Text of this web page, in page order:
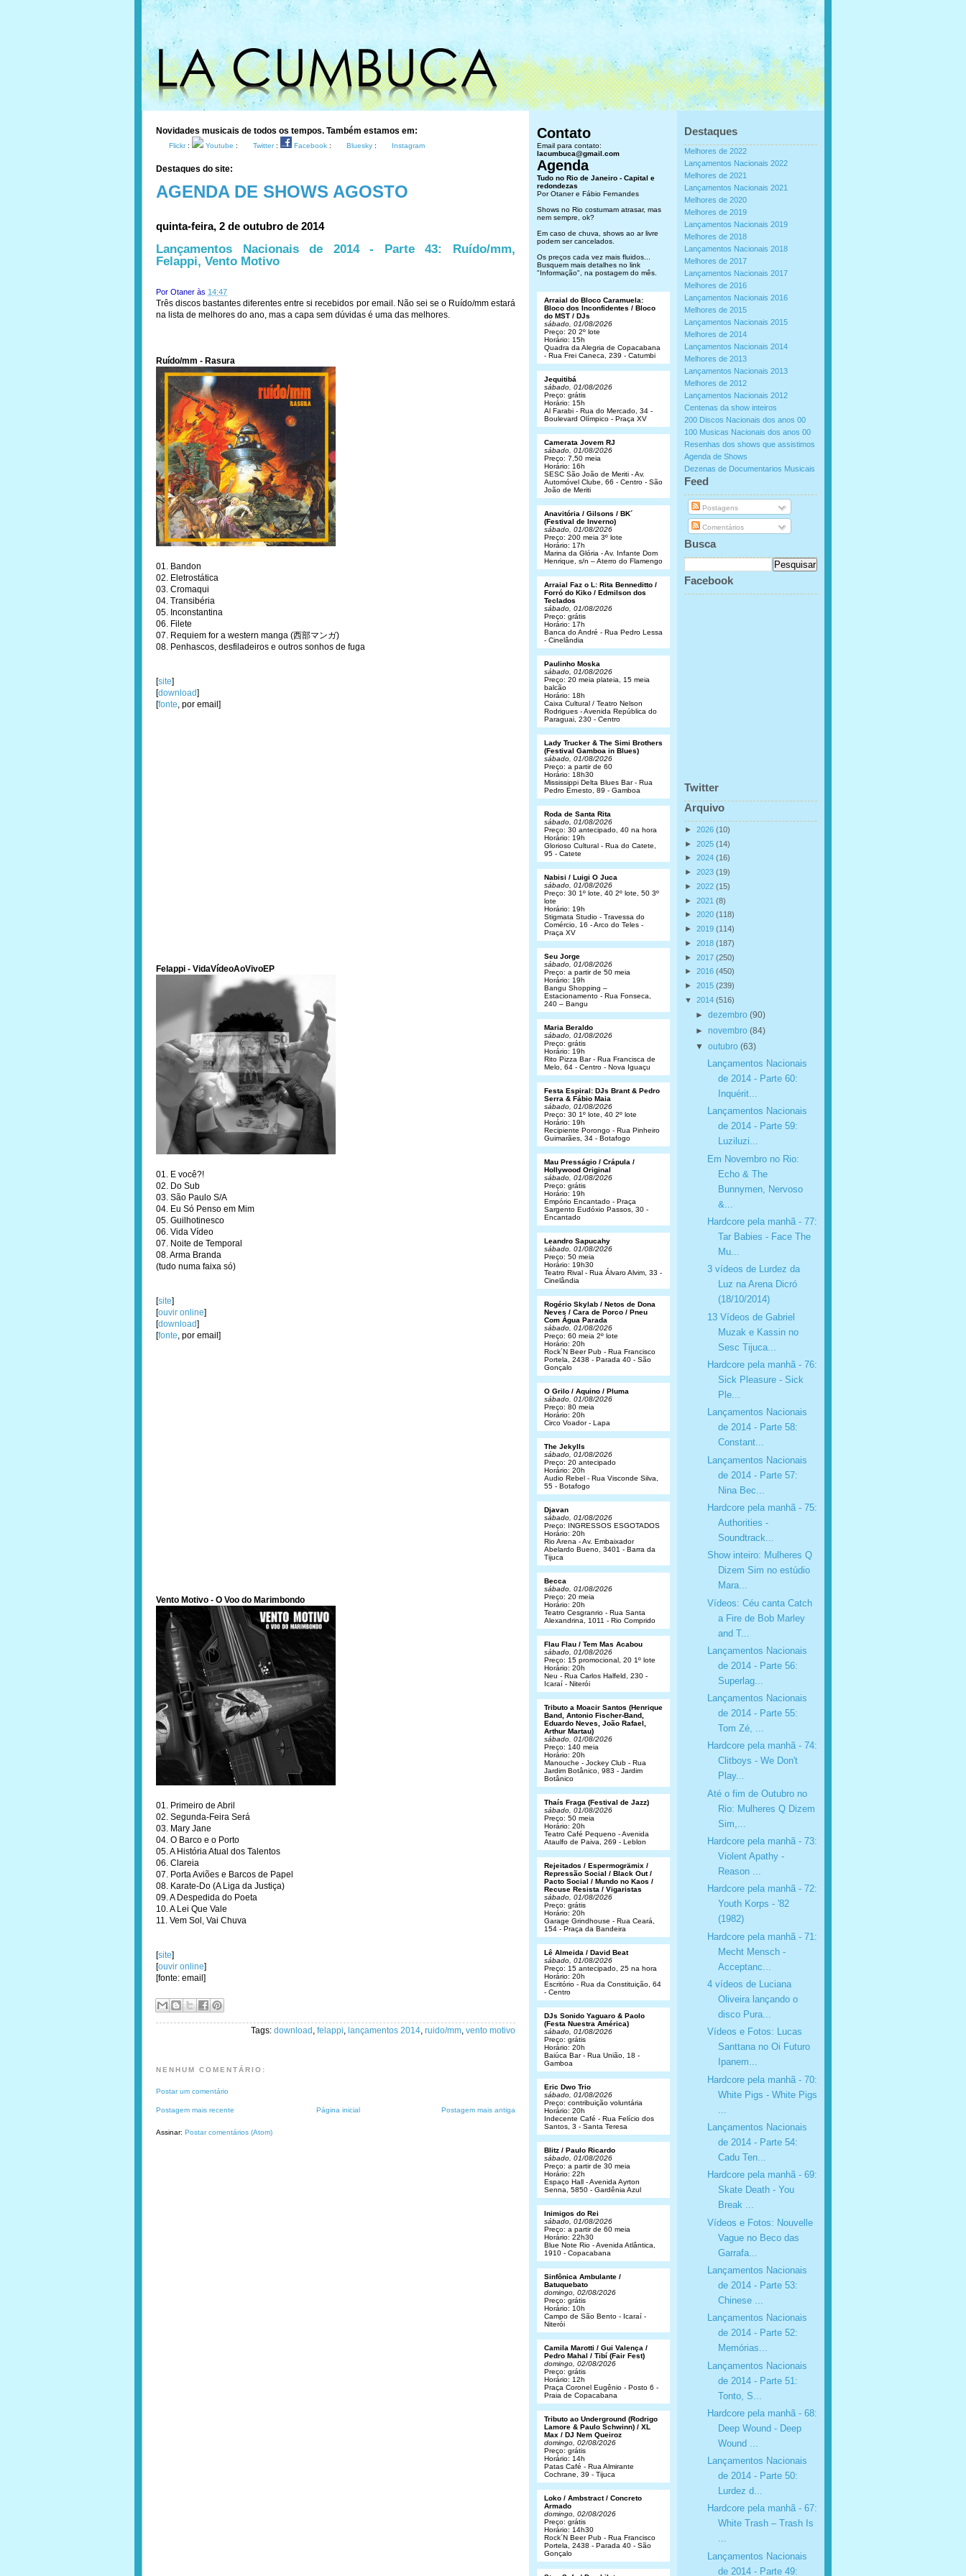
Novidades musicais de todos os tempos. Também estamos em:
Flickr: Youtube : Twitter: Facebook : Bluesky : Instagram
Destaques do site:
AGENDA DE SHOWS AGOSTO
quinta-feira, 2 de outubro de 2014
Lançamentos Nacionais de 2014 - Parte 43: Ruído/mm,
Felappi, Vento Motivo
Por Otaner às 14:47
Três discos bastantes diferentes entre si recebidos por email. Não sei se o Ruído/mm estará
na lista de melhores do ano, mas a capa sem dúvidas é uma das melhores.
Ruído/mm - Rasura
01. Bandon
02. Eletrostática
03. Cromaqui
04. Transibéria
05. Inconstantina
06. Filete
07. Requiem for a western manga (西部マンガ)
08. Penhascos, desfiladeiros e outros sonhos de fuga
[site]
[download]
[fonte, por email]
Felappi - VidaVídeoAoVivoEP
01. E você?!
02. Do Sub
03. São Paulo S/A
04. Eu Só Penso em Mim
05. Guilhotinesco
06. Vida Vídeo
07. Noite de Temporal
08. Arma Branda
(tudo numa faixa só)
[site]
[ouvir online]
[download]
[fonte, por email]
Vento Motivo - O Voo do Marimbondo
01. Primeiro de Abril
02. Segunda-Feira Será
03. Mary Jane
04. O Barco e o Porto
05. A História Atual dos Talentos
06. Clareia
07. Porta Aviões e Barcos de Papel
08. Karate-Do (A Liga da Justiça)
09. A Despedida do Poeta
10. A Lei Que Vale
11. Vem Sol, Vai Chuva
[site]
[ouvir online]
[fonte: email]
Tags: download , felappi, lançamentos 2014, ruido/mm, vento motivo
NENHUM COMENTÁRIO:
Postar um comentário
Postagem mais recente Postagem mais antiga
Página inicial
Assinar: Postar comentários (Atom)
Destaques
Melhores de 2022
Lançamentos Nacionais 2022
Melhores de 2021
Lançamentos Nacionais 2021
Melhores de 2020
Melhores de 2019
Lançamentos Nacionais 2019
Melhores de 2018
Lançamentos Nacionais 2018
Melhores de 2017
Lançamentos Nacionais 2017
Melhores de 2016
Lançamentos Nacionais 2016
Melhores de 2015
Lançamentos Nacionais 2015
Melhores de 2014
Lançamentos Nacionais 2014
Melhores de 2013
Lançamentos Nacionais 2013
Melhores de 2012
Lançamentos Nacionais 2012
Centenas da show inteiros
200 Discos Nacionais dos anos 00
100 Musicas Nacionais dos anos 00
Resenhas dos shows que assistimos
Agenda de Shows
Dezenas de Documentarios Musicais
Feed
Postagens
Comentários
Busca
Facebook
Twitter
Arquivo
► 2026 (10)
► 2025 (14)
► 2024 (16)
► 2023 (19)
► 2022 (15)
► 2021 (8)
► 2020 (118)
► 2019 (114)
► 2018 (187)
► 2017 (250)
► 2016 (450)
► 2015 (239)
▼ 2014 (516)
► dezembro (90)
► novembro (84)
▼ outubro (63)
Lançamentos Nacionais
de 2014 - Parte 60:
Inquérit...
Lançamentos Nacionais
de 2014 - Parte 59:
Luziluzi...
Em Novembro no Rio:
Echo & The
Bunnymen, Nervoso
&...
Hardcore pela manhã - 77:
Tar Babies - Face The
Mu...
3 vídeos de Lurdez da
Luz na Arena Dicró
(18/10/2014)
13 Vídeos de Gabriel
Muzak e Kassin no
Sesc Tijuca...
Hardcore pela manhã - 76:
Sick Pleasure - Sick
Ple...
Lançamentos Nacionais
de 2014 - Parte 58:
Constant...
Lançamentos Nacionais
de 2014 - Parte 57:
Nina Bec...
Hardcore pela manhã - 75:
Authorities -
Soundtrack...
Show inteiro: Mulheres Q
Dizem Sim no estúdio
Mara...
Vídeos: Céu canta Catch
a Fire de Bob Marley
and T...
Lançamentos Nacionais
de 2014 - Parte 56:
Superlag...
Lançamentos Nacionais
de 2014 - Parte 55:
Tom Zé, ...
Hardcore pela manhã - 74:
Clitboys - We Don't
Play...
Até o fim de Outubro no
Rio: Mulheres Q Dizem
Sim,...
Hardcore pela manhã - 73:
Violent Apathy -
Reason ...
Hardcore pela manhã - 72:
Youth Korps - '82
(1982)
Hardcore pela manhã - 71:
Mecht Mensch -
Acceptanc...
4 vídeos de Luciana
Oliveira lançando o
disco Pura...
Vídeos e Fotos: Lucas
Santtana no Oi Futuro
Ipanem...
Hardcore pela manhã - 70:
White Pigs - White Pigs
Lançamentos Nacionais
de 2014 - Parte 54:
Cadu Ten...
Hardcore pela manhã - 69:
Skate Death - You
Break ...
Vídeos e Fotos: Nouvelle
Vague no Beco das
Garrafa...
Lançamentos Nacionais
de 2014 - Parte 53:
Chinese ...
Lançamentos Nacionais
de 2014 - Parte 52:
Memórias...
Lançamentos Nacionais
de 2014 - Parte 51:
Tonto, S...
Hardcore pela manhã - 68:
Deep Wound - Deep
Wound ...
Lançamentos Nacionais
de 2014 - Parte 50:
Lurdez d...
Hardcore pela manhã - 67:
White Trash ‎– Trash Is
...
Lançamentos Nacionais
de 2014 - Parte 49:
Contato
Email para contato:
lacumbuca@gmail.com
Agenda
Tudo no Rio de Janeiro - Capital e
redondezas
Por Otaner e Fábio Fernandes
Shows no Rio costumam atrasar, mas
nem sempre, ok?
Em caso de chuva, shows ao ar livre
podem ser cancelados.
Os preços cada vez mais fluidos...
Busquem mais detalhes no link
"Informação", na postagem do mês.
Arraial do Bloco Caramuela:
Bloco dos Inconfidentes / Bloco
do MST / DJs
sábado, 01/08/2026
Preço: 20 2º lote
Horário: 15h
Quadra da Alegria de Copacabana
- Rua Frei Caneca, 239 - Catumbi
Jequitibá
sábado, 01/08/2026
Preço: grátis
Horário: 15h
Al Farabi - Rua do Mercado, 34 -
Boulevard Olímpico - Praça XV
Camerata Jovem RJ
sábado, 01/08/2026
Preço: 7,50 meia
Horário: 16h
SESC São João de Meriti - Av.
Automóvel Clube, 66 - Centro - São
João de Meriti
Anavitória / Gilsons / BK´
(Festival de Inverno)
sábado, 01/08/2026
Preço: 200 meia 3º lote
Horário: 17h
Marina da Glória - Av. Infante Dom
Henrique, s/n – Aterro do Flamengo
Arraial Faz o L: Rita Benneditto /
Forró do Kiko / Edmilson dos
Teclados
sábado, 01/08/2026
Preço: grátis
Horário: 17h
Banca do André - Rua Pedro Lessa
- Cinelândia
Paulinho Moska
sábado, 01/08/2026
Preço: 20 meia plateia, 15 meia
balcão
Horário: 18h
Caixa Cultural / Teatro Nelson
Rodrigues - Avenida República do
Paraguai, 230 - Centro
Lady Trucker & The Simi Brothers
(Festival Gamboa in Blues)
sábado, 01/08/2026
Preço: a partir de 60
Horário: 18h30
Mississippi Delta Blues Bar - Rua
Pedro Ernesto, 89 - Gamboa
Roda de Santa Rita
sábado, 01/08/2026
Preço: 30 antecipado, 40 na hora
Horário: 19h
Glorioso Cultural - Rua do Catete,
95 - Catete
Nabisi / Luigi O Juca
sábado, 01/08/2026
Preço: 30 1º lote, 40 2º lote, 50 3º
lote
Horário: 19h
Stigmata Studio - Travessa do
Comércio, 16 - Arco do Teles -
Praça XV
Seu Jorge
sábado, 01/08/2026
Preço: a partir de 50 meia
Horário: 19h
Bangu Shopping –
Estacionamento - Rua Fonseca,
240 – Bangu
Maria Beraldo
sábado, 01/08/2026
Preço: grátis
Horário: 19h
Rito Pizza Bar - Rua Francisca de
Melo, 64 - Centro - Nova Iguaçu
Festa Espiral: DJs Brant & Pedro
Serra & Fábio Maia
sábado, 01/08/2026
Preço: 30 1º lote, 40 2º lote
Horário: 19h
Recipiente Porongo - Rua Pinheiro
Guimarães, 34 - Botafogo
Mau Presságio / Crápula /
Hollywood Original
sábado, 01/08/2026
Preço: grátis
Horário: 19h
Empório Encantado - Praça
Sargento Eudóxio Passos, 30 -
Encantado
Leandro Sapucahy
sábado, 01/08/2026
Preço: 50 meia
Horário: 19h30
Teatro Rival - Rua Álvaro Alvim, 33 -
Cinelândia
Rogério Skylab / Netos de Dona
Neves / Cara de Porco / Pneu
Com Água Parada
sábado, 01/08/2026
Preço: 60 meia 2º lote
Horário: 20h
Rock´N Beer Pub - Rua Francisco
Portela, 2438 - Parada 40 - São
Gonçalo
O Grilo / Aquino / Pluma
sábado, 01/08/2026
Preço: 80 meia
Horário: 20h
Circo Voador - Lapa
The Jekylls
sábado, 01/08/2026
Preço: 20 antecipado
Horário: 20h
Audio Rebel - Rua Visconde Silva,
55 - Botafogo
Djavan
sábado, 01/08/2026
Preço: INGRESSOS ESGOTADOS
Horário: 20h
Rio Arena - Av. Embaixador
Abelardo Bueno, 3401 - Barra da
Tijuca
Becca
sábado, 01/08/2026
Preço: 20 meia
Horário: 20h
Teatro Cesgranrio - Rua Santa
Alexandrina, 1011 - Rio Comprido
Flau Flau / Tem Mas Acabou
sábado, 01/08/2026
Preço: 15 promocional, 20 1º lote
Horário: 20h
Neu - Rua Carlos Halfeld, 230 -
Icaraí - Niterói
Tributo a Moacir Santos (Henrique
Band, Antonio Fischer-Band,
Eduardo Neves, João Rafael,
Arthur Martau)
sábado, 01/08/2026
Preço: 140 meia
Horário: 20h
Manouche - Jockey Club - Rua
Jardim Botânico, 983 - Jardim
Botânico
Thaís Fraga (Festival de Jazz)
sábado, 01/08/2026
Preço: 50 meia
Horário: 20h
Teatro Café Pequeno - Avenida
Ataulfo de Paiva, 269 - Leblon
Rejeitados / Espermogrämix /
Repressão Social / Black Out /
Pacto Social / Mundo no Kaos /
Recuse Resista / Vigaristas
sábado, 01/08/2026
Preço: grátis
Horário: 20h
Garage Grindhouse - Rua Ceará,
154 - Praça da Bandeira
Lê Almeida / David Beat
sábado, 01/08/2026
Preço: 15 antecipado, 25 na hora
Horário: 20h
Escritório - Rua da Constituição, 64
- Centro
DJs Sonido Yaguaro & Paolo
(Festa Nuestra América)
sábado, 01/08/2026
Preço: grátis
Horário: 20h
Baiúca Bar - Rua União, 18 -
Gamboa
Eric Dwo Trio
sábado, 01/08/2026
Preço: contribuição voluntária
Horário: 20h
Indecente Café - Rua Felício dos
Santos, 3 - Santa Teresa
Blitz / Paulo Ricardo
sábado, 01/08/2026
Preço: a partir de 30 meia
Horário: 22h
Espaço Hall - Avenida Ayrton
Senna, 5850 - Gardênia Azul
Inimigos do Rei
sábado, 01/08/2026
Preço: a partir de 60 meia
Horário: 22h30
Blue Note Rio - Avenida Atlântica,
1910 - Copacabana
Sinfônica Ambulante /
Batuquebato
domingo, 02/08/2026
Preço: grátis
Horário: 10h
Campo de São Bento - Icaraí -
Niterói
Camila Marotti / Gui Valença /
Pedro Mahal / Tibí (Fair Fest)
domingo, 02/08/2026
Preço: grátis
Horário: 12h
Praça Coronel Eugênio - Posto 6 -
Praia de Copacabana
Tributo ao Underground (Rodrigo
Lamore & Paulo Schwinn) / XL
Max / DJ Nem Queiroz
domingo, 02/08/2026
Preço: grátis
Horário: 14h
Patas Café - Rua Almirante
Cochrane, 39 - Tijuca
Loko / Ambstract / Concreto
Armado
domingo, 02/08/2026
Preço: grátis
Horário: 14h30
Rock´N Beer Pub - Rua Francisco
Portela, 2438 - Parada 40 - São
Gonçalo